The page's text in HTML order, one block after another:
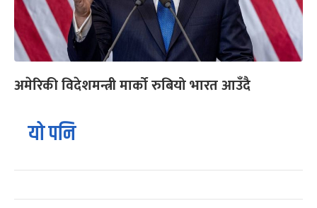
अमेरिकी विदेशमन्त्री मार्को रुबियो भारत आउँदै
यो पनि